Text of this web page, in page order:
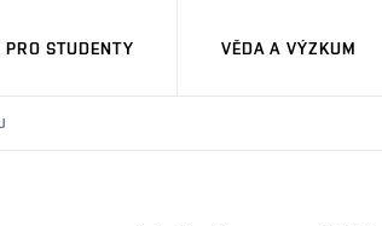
PRO STUDENTY VĚDA A VÝZKUM